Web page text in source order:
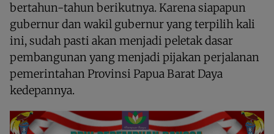
bertahun-tahun berikutnya. Karena siapapun
gubernur dan wakil gubernur yang terpilih kali
ini, sudah pasti akan menjadi peletak dasar
pembangunan yang menjadi pijakan perjalanan
pemerintahan Provinsi Papua Barat Daya
kedepannya.